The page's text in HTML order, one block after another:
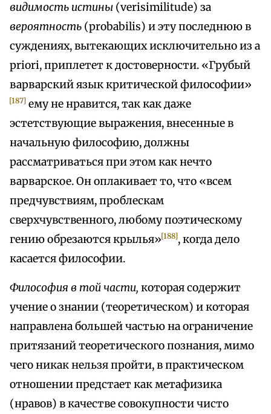
видимость истины (verisimilitude) за
вероятность (probabilis) и эту последнюю в
суждениях, вытекающих исключительно из a
priori, приплетет к достоверности. «Грубый
варварский язык критической философии»
[187] ему не нравится, так как даже
эстетствующие выражения, внесенные в
начальную философию, должны
рассматриваться при этом как нечто
варварское. Он оплакивает то, что «всем
предчувствиям, проблескам
сверхчувственного, любому поэтическому
гению обрезаются крылья»[188], когда дело
касается философии.
Философия в той части, которая содержит
учение о знании (теоретическом) и которая
направлена большей частью на ограничение
притязаний теоретического познания, мимо
чего никак нельзя пройти, в практическом
отношении предстает как метафизика
(нравов) в качестве совокупности чисто